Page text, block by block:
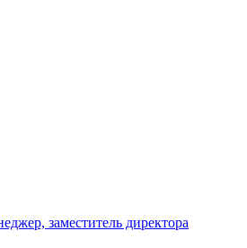
заместитель директора